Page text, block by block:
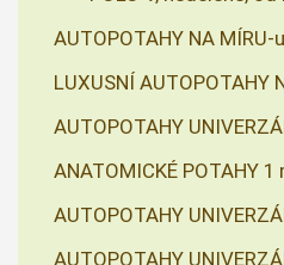
AUTOPOTAHY NA
LUXUSNÍ AUTOPOTAHY
AUTOPOTAHY
ANATOMICKÉ POTAHY
AUTOPOTAHY
AUTOPOTAHY